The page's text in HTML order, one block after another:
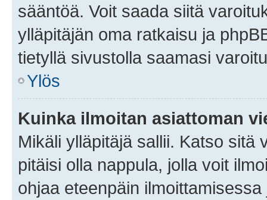
sääntöä. Voit saada siitä
ylläpitäjän oma ratkaisu ja
tietyllä sivustolla saamasi
Ylös
Kuinka ilmoitan asiattoman
Mikäli ylläpitäjä sallii. Katso sitä
pitäisi olla nappula, jolla voit
ohjaa eteenpäin